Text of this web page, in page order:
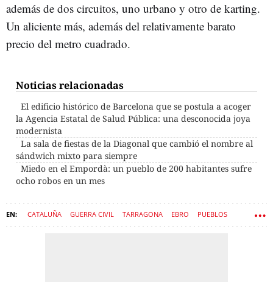
además de dos circuitos, uno urbano y otro de karting.
Un aliciente más, además del relativamente barato
precio del metro cuadrado.
Noticias relacionadas
El edificio histórico de Barcelona que se postula a acoger
la Agencia Estatal de Salud Pública: una desconocida joya
modernista
La sala de fiestas de la Diagonal que cambió el nombre al
sándwich mixto para siempre
Miedo en el Empordà: un pueblo de 200 habitantes sufre
ocho robos en un mes
CATALUÑA GUERRA CIVIL TARRAGONA EBRO PUEBLOS